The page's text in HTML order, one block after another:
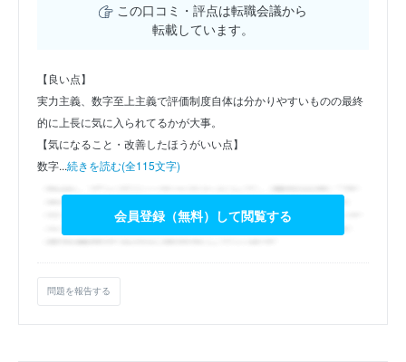
この口コミ・評点は転職会議から
転載しています。
【良い点】
実力主義、数字至上主義で評価制度自体は分かりやすいものの最終
的に上長に気に入られてるかが大事。
【気になること・改善したほうがいい点】
数字...続きを読む(全115文字)
会員登録（無料）して閲覧する
問題を報告する